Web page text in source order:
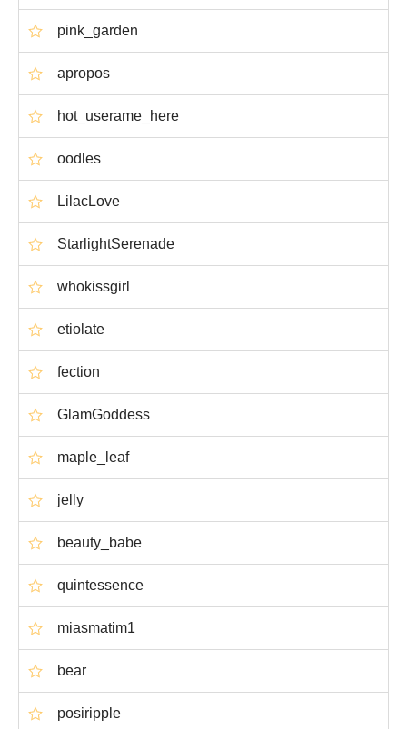
pink_garden
apropos
hot_userame_here
oodles
LilacLove
StarlightSerenade
whokissgirl
etiolate
fection
GlamGoddess
maple_leaf
jelly
beauty_babe
quintessence
miasmatim1
bear
posiripple